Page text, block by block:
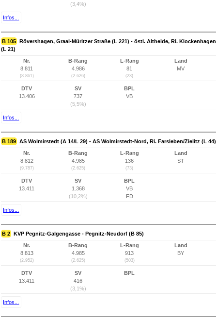
(3,4%)
Infos...
B 105 Rövershagen, Graal-Müritzer Straße (L 221) - östl. Altheide, Ri. Klockenhagen
(L 21)
Nr.
8.811
(8.861)
B-Rang
4.986
(2.626)
L-Rang
81
(23)
Land
MV
DTV
13.406
SV
737
(5,5%)
BPL
VB
Infos...
B 189 AS Wolmirstedt (A 14/L 29) - AS Wolmirstedt-Nord, Ri. Farsleben/Zielitz (L 44)
Nr.
8.812
(9.787)
B-Rang
4.985
(2.625)
L-Rang
136
(73)
Land
ST
DTV
13.411
SV
1.368
(10,2%)
BPL
VB
FD
Infos...
B 2 KVP Pegnitz-Galgengasse - Pegnitz-Neudorf (B 85)
Nr.
8.813
(2.952)
B-Rang
4.985
(2.625)
L-Rang
913
(503)
Land
BY
DTV
13.411
SV
416
(3,1%)
BPL
Infos...